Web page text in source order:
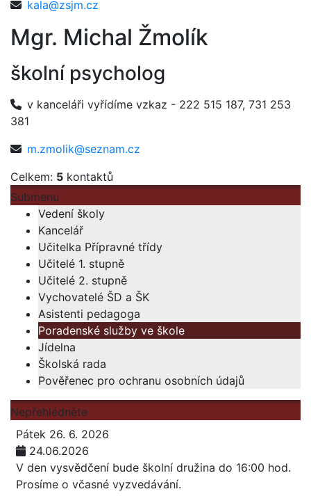
kala@zsjm.cz
Mgr. Michal Žmolík
školní psycholog
v kanceláři vyřídíme vzkaz - 222 515 187, 731 253
381
m.zmolik@seznam.cz
Celkem: 5 kontaktů
Submenu
Vedení školy
Kancelář
Učitelka Přípravné třídy
Učitelé 1. stupně
Učitelé 2. stupně
Vychovatelé ŠD a ŠK
Asistenti pedagoga
Poradenské služby ve škole
Jídelna
Školská rada
Pověřenec pro ochranu osobních údajů
Nepřehlédněte
Pátek 26. 6. 2026
24.06.2026
V den vysvědčení bude školní družina do 16:00 hod.
Prosíme o včasné vyzvedávání.